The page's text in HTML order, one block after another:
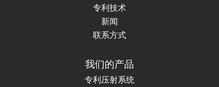
专利技术
新闻
联系方式
我们的产品
专利压射系统